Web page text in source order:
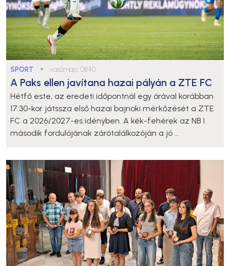
SPORT ● vasárnap, 08:40
A Paks ellen javítana hazai pályán a ZTE FC
Hétfő este, az eredeti időpontnál egy órával korábban
17:30-kor játssza első hazai bajnoki mérkőzését a ZTE
FC a 2026/2027-es idényben. A kék-fehérek az NB I
második fordulójának zárótalálkozóján a jó ...